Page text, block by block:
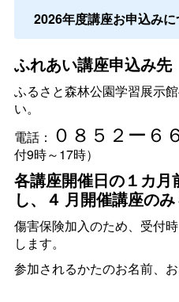
2026年度講座お申込みに
ふれあい講座申込み先
ふるさと森林公園学習展示
い。
電話： ０８５２ー６
付9時～17時）
各講座開催日の１カ
し、４ 月開催講座のみ
傷害保険加入のため、受付
します。
参加されるかたのお名前、